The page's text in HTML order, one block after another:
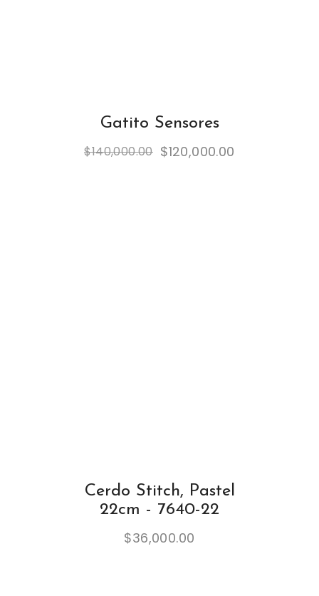
Gatito Sensores
$140,000.00 $120,000.00
Cerdo Stitch, Pastel
22cm - 7640-22
$36,000.00